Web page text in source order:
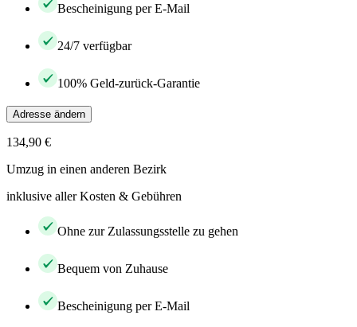
Bescheinigung per E-Mail
24/7 verfügbar
100% Geld-zurück-Garantie
Adresse ändern
134,90 €
Umzug in einen anderen Bezirk
inklusive aller Kosten & Gebühren
Ohne zur Zulassungsstelle zu gehen
Bequem von Zuhause
Bescheinigung per E-Mail